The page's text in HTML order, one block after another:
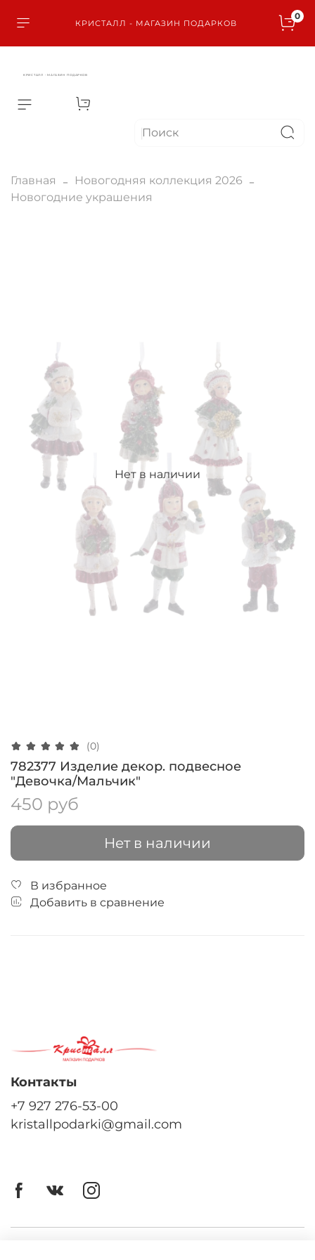
КРИСТАЛЛ - МАГАЗИН ПОДАРКОВ
0
КРИСТАЛЛ - МАГАЗИН ПОДАРКОВ
Главная
Новогодняя коллекция 2026
Новогодние украшения
Нет в наличии
(0)
782377 Изделие декор. подвесное
"Девочка/Мальчик"
450 руб
Нет в наличии
В избранное
Добавить в сравнение
Контакты
+7 927 276-53-00
kristallpodarki@gmail.com